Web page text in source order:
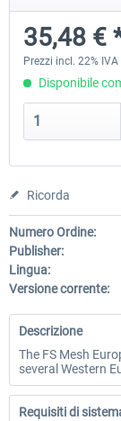
30,71
35,48 €
Prezzi incl. 22% IVA
Disponibile
Ricorda
Numero Ordine:
Publisher:
Lingua:
Versione corrente:
Descrizione
The FS Mesh
several Western
Requisiti di